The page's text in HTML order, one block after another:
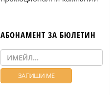
АБОНАМЕНТ ЗА БЮЛЕТИН